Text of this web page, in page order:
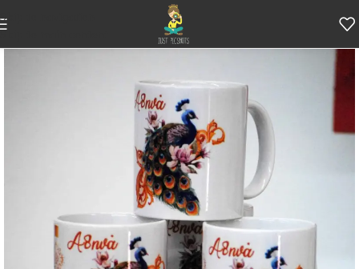
Skip to navigation
Skip to main content